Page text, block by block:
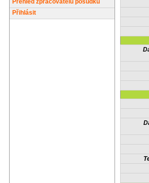
Přehled zpracovatelů posudků
Přihlásit